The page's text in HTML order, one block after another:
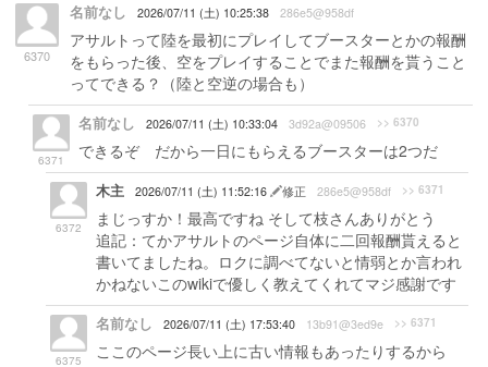
6370
名前なし 2026/07/11 (土) 10:25:38 286e5@958df
アサルトって陸を最初にプレイしてブースターとかの報酬
をもらった後、空をプレイすることでまた報酬を貰うこと
ってできる？（陸と空逆の場合も）
6371
名前なし 2026/07/11 (土) 10:33:04 3d92a@09506 >> 6370
できるぞ だから一日にもらえるブースターは2つだ
6372
木主 2026/07/11 (土) 11:52:16 修正 286e5@958df >> 6371
まじっすか！最高ですね そして枝さんありがとう
追記：てかアサルトのページ自体に二回報酬貰えると
書いてましたね。ロクに調べてないと情弱とか言われ
かねないこのwikiで優しく教えてくれてマジ感謝です
6375
名前なし 2026/07/11 (土) 17:53:40 13b91@3ed9e >> 6371
ここのページ長い上に古い情報もあったりするから